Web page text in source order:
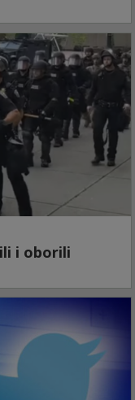
i oborili